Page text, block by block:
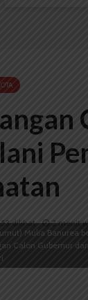
dilihat
2 menit
Mulia Banurea
Calon Gubernur